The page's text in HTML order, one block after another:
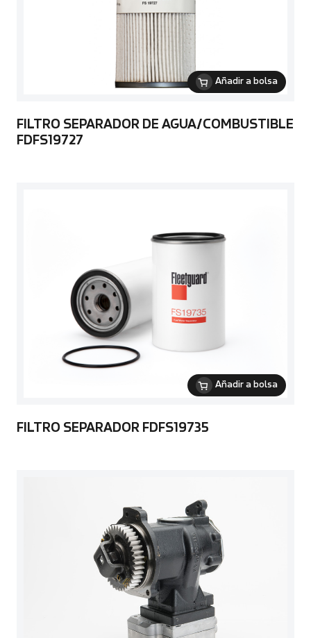
Añadir a bolsa
FILTRO SEPARADOR DE AGUA/COMBUSTIBLE
FDFS19727
Añadir a bolsa
FILTRO SEPARADOR FDFS19735